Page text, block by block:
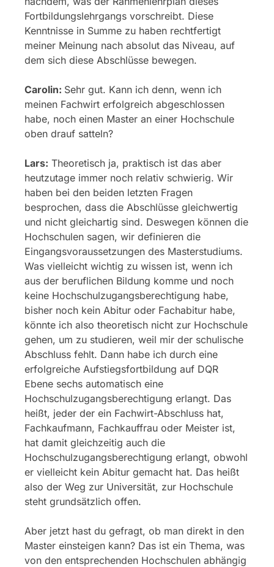
Fortbildungslehrgangs vorschreibt. Diese
Kenntnisse in Summe zu haben rechtfertigt
meiner Meinung nach absolut das Niveau, auf
dem sich diese Abschlüsse bewegen.
Carolin: Sehr gut. Kann ich denn, wenn ich
meinen Fachwirt erfolgreich abgeschlossen
habe, noch einen Master an einer Hochschule
oben drauf satteln?
Lars: Theoretisch ja, praktisch ist das aber
heutzutage immer noch relativ schwierig. Wir
haben bei den beiden letzten Fragen
besprochen, dass die Abschlüsse gleichwertig
und nicht gleichartig sind. Deswegen können die
Hochschulen sagen, wir definieren die
Eingangsvoraussetzungen des Masterstudiums.
Was vielleicht wichtig zu wissen ist, wenn ich
aus der beruflichen Bildung komme und noch
keine Hochschulzugangsberechtigung habe,
bisher noch kein Abitur oder Fachabitur habe,
könnte ich also theoretisch nicht zur Hochschule
gehen, um zu studieren, weil mir der schulische
Abschluss fehlt. Dann habe ich durch eine
erfolgreiche Aufstiegsfortbildung auf DQR
Ebene sechs automatisch eine
Hochschulzugangsberechtigung erlangt. Das
heißt, jeder der ein Fachwirt-Abschluss hat,
Fachkaufmann, Fachkauffrau oder Meister ist,
hat damit gleichzeitig auch die
Hochschulzugangsberechtigung erlangt, obwohl
er vielleicht kein Abitur gemacht hat. Das heißt
also der Weg zur Universität, zur Hochschule
steht grundsätzlich offen.
Aber jetzt hast du gefragt, ob man direkt in den
Master einsteigen kann? Das ist ein Thema, was
von den entsprechenden Hochschulen abhängig